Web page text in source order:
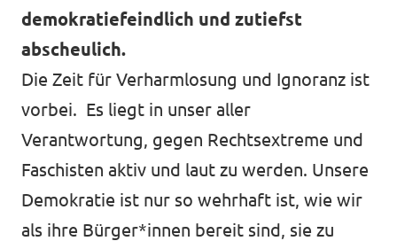
demokratiefeindlich und zutiefst
abscheulich.
Die Zeit für Verharmlosung und Ignoranz ist
vorbei. Es liegt in unser aller
Verantwortung, gegen Rechtsextreme und
Faschisten aktiv und laut zu werden. Unsere
Demokratie ist nur so wehrhaft ist, wie wir
als ihre Bürger*innen bereit sind, sie zu